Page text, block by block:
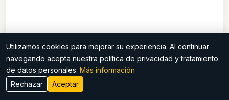
$70
Waqrapukara
Utilizamos cookies para mejorar su experiencia. Al continuar
navegando acepta nuestra política de privacidad y tratamiento
de datos personales. Más información
Rechazar
Aceptar